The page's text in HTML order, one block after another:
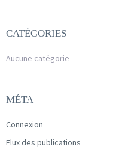
CATÉGORIES
Aucune catégorie
MÉTA
Connexion
Flux des publications